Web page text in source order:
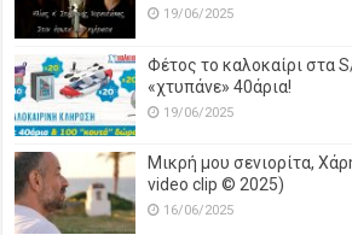
19/06/2025
Φέτος το καλοκαίρι στα
«χτυπάνε» 40άρια!
19/06/2025
Μικρή μου σενιορίτα,
video clip © 2025)
16/06/2025